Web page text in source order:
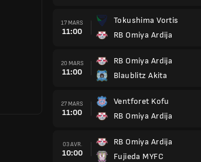
17 MARS
11:00
Tokushima Vortis
RB Omiya Ardija
20 MARS
11:00
RB Omiya Ardija
Blaublitz Akita
27 MARS
11:00
Ventforet Kofu
RB Omiya Ardija
03 AVR.
10:00
RB Omiya Ardija
Fujieda MYFC